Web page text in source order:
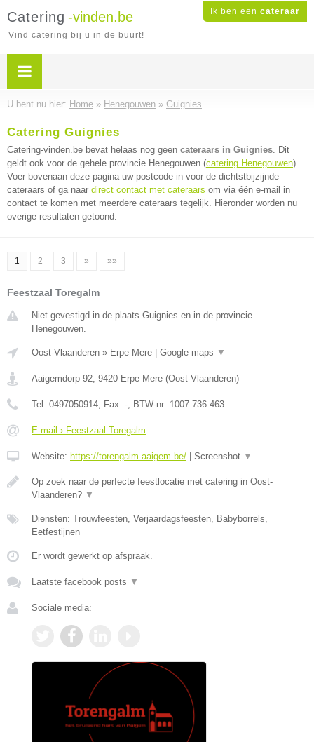
Ik ben een cateraar
Catering -vinden.be
Vind catering bij u in de buurt!
U bent nu hier: Home » Henegouwen » Guignies
Catering Guignies
Catering-vinden.be bevat helaas nog geen cateraars in Guignies. Dit
geldt ook voor de gehele provincie Henegouwen (catering Henegouwen).
Voer bovenaan deze pagina uw postcode in voor de dichtstbijzijnde
cateraars of ga naar direct contact met cateraars om via één e-mail in
contact te komen met meerdere cateraars tegelijk. Hieronder worden nu
overige resultaten getoond.
1 2 3 » »»
Feestzaal Toregalm
Niet gevestigd in de plaats Guignies en in de provincie
Henegouwen.
Oost-Vlaanderen » Erpe Mere Google maps ▼
Aaigemdorp 92, 9420 Erpe Mere (Oost-Vlaanderen)
Tel: 0497050914, Fax: -, BTW-nr: 1007.736.463
E-mail › Feestzaal Toregalm
Website: https://torengalm-aaigem.be/ Screenshot ▼
Op zoek naar de perfecte feestlocatie met catering in Oost-
Vlaanderen? ▼
Diensten: Trouwfeesten, Verjaardagsfeesten, Babyborrels,
Eetfestijnen
Er wordt gewerkt op afspraak.
Laatste facebook posts ▼
Sociale media: